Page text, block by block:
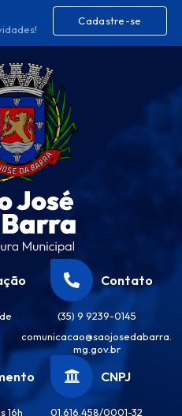
Cadastre-se
Contato
(35) 9 9239-0145
comunicacao@saojosedabarra.
mg.gov.br
16h
CNPJ
01.616.458/0001-32